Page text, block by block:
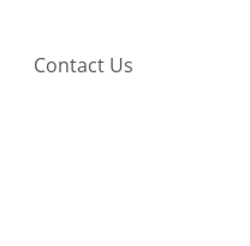
Contact Us